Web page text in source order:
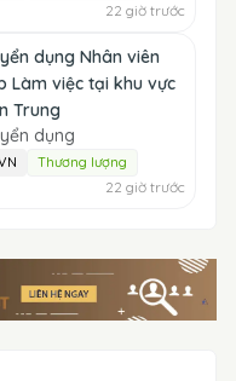
22 giờ trước
dụng Nhân viên
Làm việc tại khu vực
Trung
dụng
Thương lượng
22 giờ trước